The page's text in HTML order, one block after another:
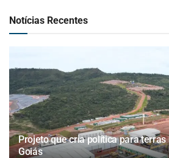
Notícias Recentes
Projeto que cria política para
Goiás